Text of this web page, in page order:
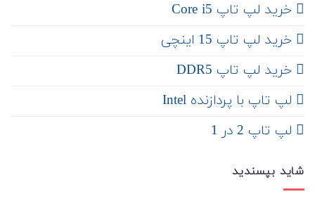
خرید لپ تاپ Core i5
‌‌ خرید لپ تاپ 15 اینچی
خرید لپ تاپ DDR5
لپ تاپ با پردازنده Intel
لپ تاپ 2 در 1
شاید بپسندید